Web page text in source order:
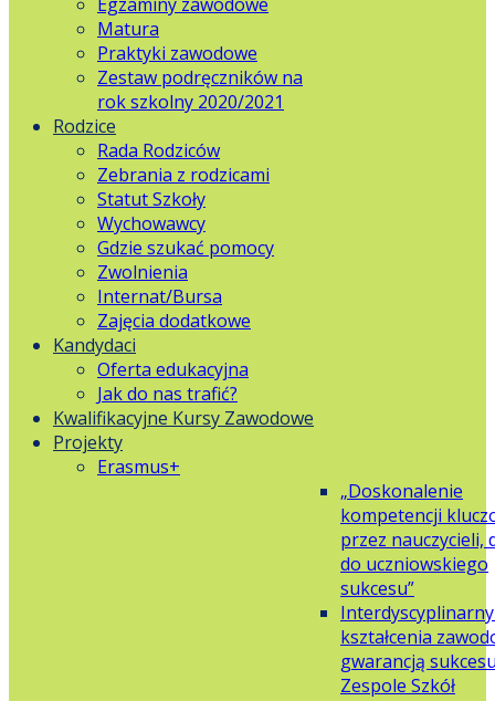
Matura
Praktyki zawodowe
Zestaw podręczników na
rok szkolny 2020/2021
Rodzice
Rada Rodziców
Zebrania z rodzicami
Statut Szkoły
Wychowawcy
Gdzie szukać pomocy
Zwolnienia
Internat/Bursa
Zajęcia dodatkowe
Kandydaci
Oferta edukacyjna
Jak do nas trafić?
Kwalifikacyjne Kursy Zawodowe
Projekty
Erasmus+
„Doskonalenie
kompetencji
przez nauczycieli,
do uczniowskiego
sukcesu”
kształcenia
gwarancją
Zespole Szkół